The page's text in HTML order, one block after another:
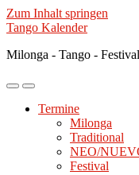
Zum Inhalt springen
Tango Kalender
Milonga - Tango -
Mobile-
ein-/ausblenden
Suchfeld
ein-/ausblenden
Termine
Milonga
Traditional
NEO/
Festival